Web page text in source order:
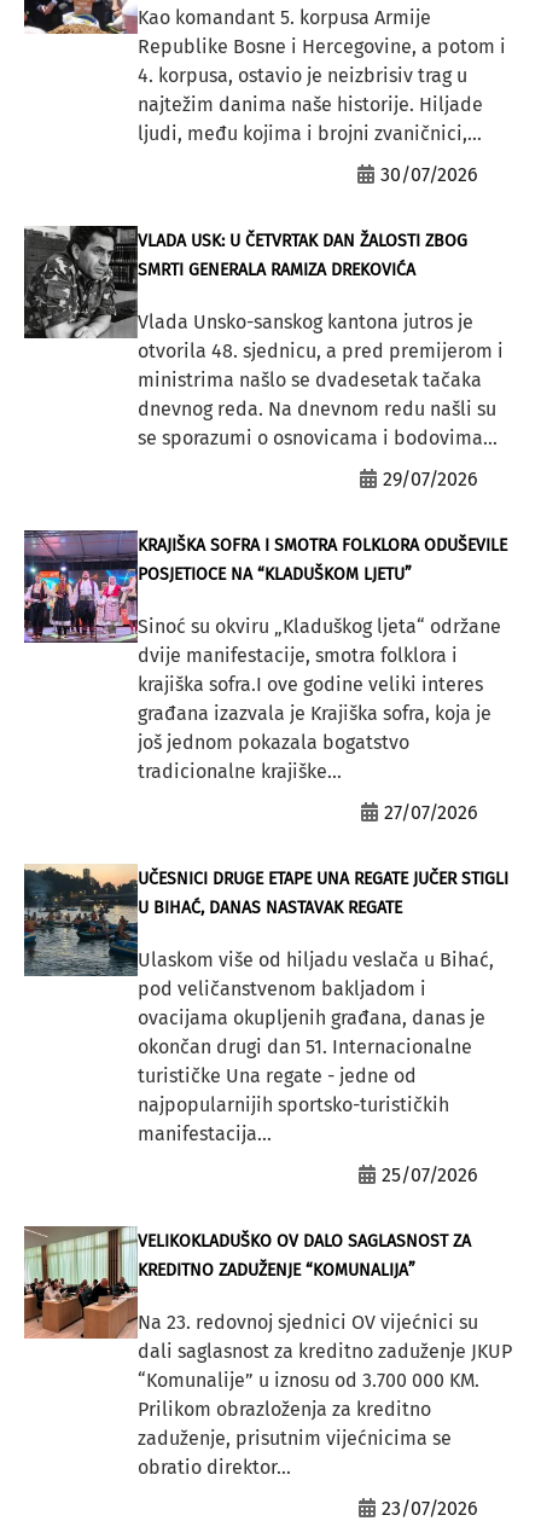
Kao komandant 5. korpusa Armije
Republike Bosne i Hercegovine, a potom i
4. korpusa, ostavio je neizbrisiv trag u
najtežim danima naše historije. Hiljade
ljudi, među kojima i brojni zvaničnici,...
30/07/2026
VLADA USK: U ČETVRTAK DAN ŽALOSTI ZBOG
SMRTI GENERALA RAMIZA DREKOVIĆA
Vlada Unsko-sanskog kantona jutros je
otvorila 48. sjednicu, a pred premijerom i
ministrima našlo se dvadesetak tačaka
dnevnog reda. Na dnevnom redu našli su
se sporazumi o osnovicama i bodovima...
29/07/2026
KRAJIŠKA SOFRA I SMOTRA FOLKLORA ODUŠEVILE
POSJETIOCE NA “KLADUŠKOM LJETU”
Sinoć su okviru „Kladuškog ljeta“ održane
dvije manifestacije, smotra folklora i
krajiška sofra.I ove godine veliki interes
građana izazvala je Krajiška sofra, koja je
još jednom pokazala bogatstvo
tradicionalne krajiške...
27/07/2026
UČESNICI DRUGE ETAPE UNA REGATE JUČER STIGLI
U BIHAĆ, DANAS NASTAVAK REGATE
Ulaskom više od hiljadu veslača u Bihać,
pod veličanstvenom bakljadom i
ovacijama okupljenih građana, danas je
okončan drugi dan 51. Internacionalne
turističke Una regate - jedne od
najpopularnijih sportsko-turističkih
manifestacija...
25/07/2026
VELIKOKLADUŠKO OV DALO SAGLASNOST ZA
KREDITNO ZADUŽENJE “KOMUNALIJA”
Na 23. redovnoj sjednici OV vijećnici su
dali saglasnost za kreditno zaduženje JKUP
“Komunalije” u iznosu od 3.700 000 KM.
Prilikom obrazloženja za kreditno
zaduženje, prisutnim vijećnicima se
obratio direktor...
23/07/2026